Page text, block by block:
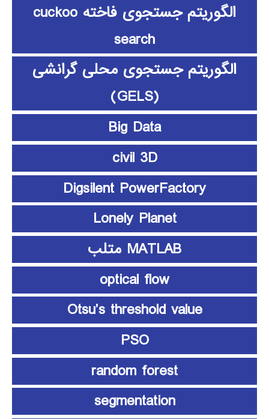
الگوریتم جستجوی فاخته cuckoo
search
الگوریتم جستجوی محلی گرانشی
(GELS)
Big Data
civil 3D
Digsilent PowerFactory
Lonely Planet
MATLAB متلب
optical flow
Otsu’s threshold value
PSO
random forest
segmentation